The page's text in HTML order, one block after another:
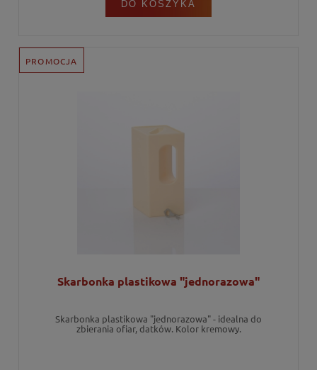
DO KOSZYKA
Skarbonka plastikowa "jednorazowa"
Skarbonka plastikowa "jednorazowa" - idealna do
zbierania ofiar, datków. Kolor kremowy.
PROMOCJA